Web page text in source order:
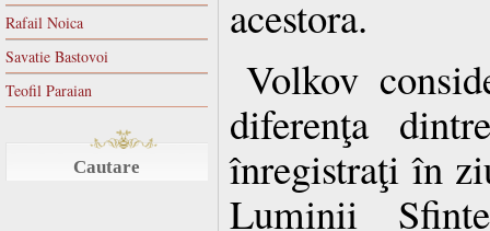
Rafail Noica
Savatie Bastovoi
Teofil Paraian
Cautare
acestora.
Volkov
diferenţa
înregistraţi în
Luminii